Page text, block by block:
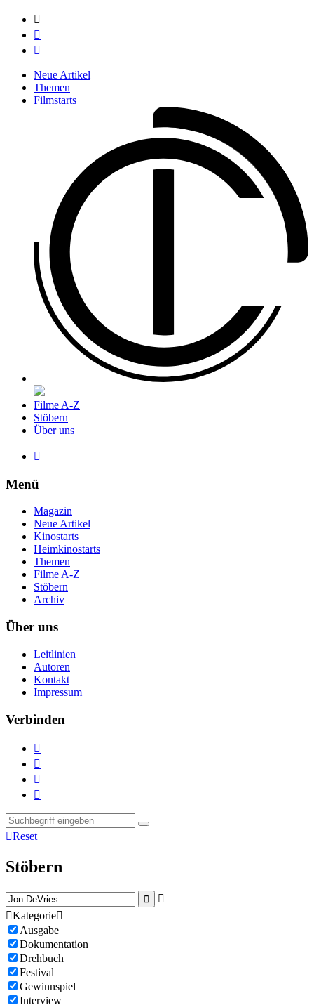



Neue Artikel
Themen
Filmstarts
Filme A-Z
Stöbern
Über uns

Menü
Magazin
Neue Artikel
Kinostarts
Heimkinostarts
Themen
Filme A-Z
Stöbern
Archiv
Über uns
Leitlinien
Autoren
Kontakt
Impressum
Verbinden




Reset
Stöbern


Kategorie
Ausgabe
Dokumentation
Drehbuch
Festival
Gewinnspiel
Interview